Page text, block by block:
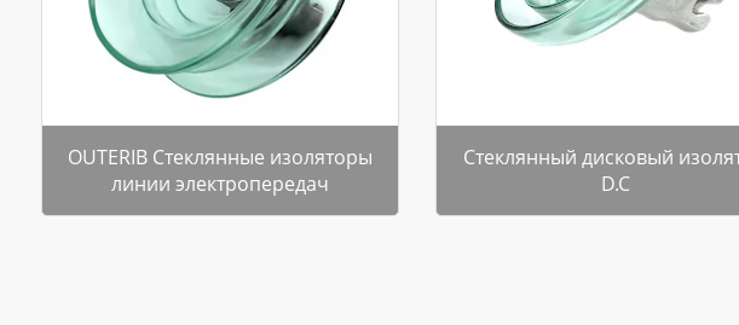
OUTERIB Стеклянные изоляторы
линии электропередач
Стеклянный дисковый
D.C